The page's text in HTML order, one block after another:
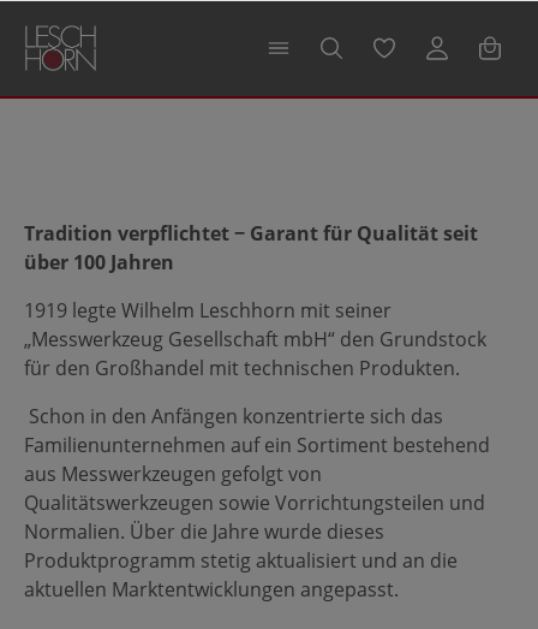
springen
Tradition verpflichtet − Garant für Qualität seit
über 100 Jahren
1919 legte Wilhelm Leschhorn mit seiner
„Messwerkzeug Gesellschaft mbH“ den Grundstock
für den Großhandel mit technischen Produkten.
Schon in den Anfängen konzentrierte sich das
Familienunternehmen auf ein Sortiment bestehend
aus Messwerkzeugen gefolgt von
Qualitätswerkzeugen sowie Vorrichtungsteilen und
Normalien. Über die Jahre wurde dieses
Produktprogramm stetig aktualisiert und an die
aktuellen Marktentwicklungen angepasst.